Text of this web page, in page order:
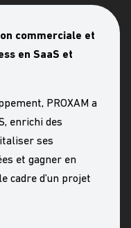
commerciale et
en SaaS et
PROXAM a
enrichi des
ses
et gagner en
cadre d’un projet